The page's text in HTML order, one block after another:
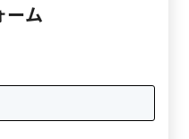
ーム